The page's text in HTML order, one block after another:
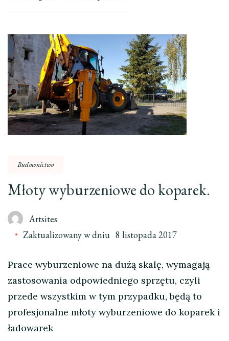
Budownictwo
Młoty wyburzeniowe do koparek.
Artsites
Zaktualizowany w dniu 8 listopada 2017
Prace wyburzeniowe na dużą skalę, wymagają
zastosowania odpowiedniego sprzętu, czyli
przede wszystkim w tym przypadku, będą to
profesjonalne młoty wyburzeniowe do koparek i
ładowarek